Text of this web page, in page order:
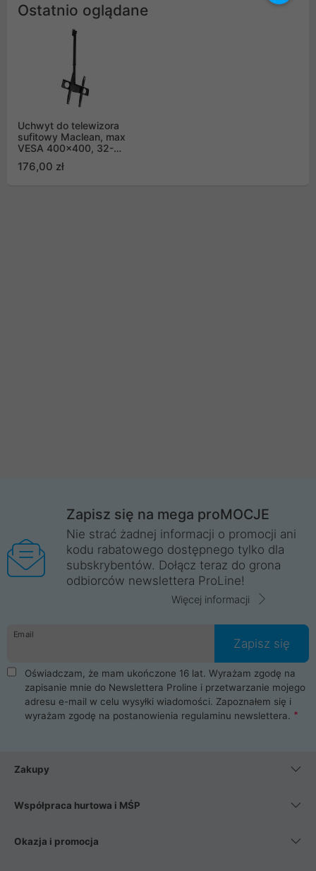
Ostatnio oglądane
Uchwyt do telewizora
sufitowy Maclean, max
VESA 400x400, 32-
176,00 zł
Zapisz się na mega proMOCJE
Nie strać żadnej informacji o promocji ani
kodu rabatowego dostępnego tylko dla
subskrybentów. Dołącz teraz do grona
odbiorców newslettera ProLine!
Więcej informacji
Email
Zapisz się
Oświadczam, że mam ukończone 16 lat. Wyrażam zgodę na
zapisanie mnie do Newslettera Proline i przetwarzanie mojego
adresu e-mail w celu wysyłki wiadomości. Zapoznałem się i
wyrażam zgodę na postanowienia regulaminu newslettera.
Zakupy
Współpraca hurtowa i MŚP
Okazja i promocja